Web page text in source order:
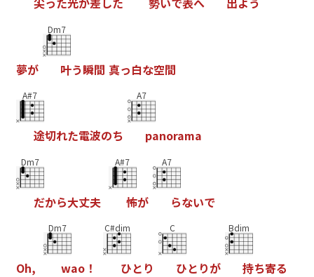
夢が
Dm7
叶う瞬間 真っ白な空間
A#7
途切れた電波のち
A7
panorama
Dm7
だから大丈夫
A#7
怖が
A7
らないで
Oh,
Dm7
wao！
C#dim
ひと り
C
ひと りが
Bdim
持ち寄る